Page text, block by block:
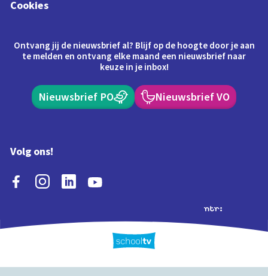
Cookies
Ontvang jij de nieuwsbrief al? Blijf op de hoogte door je aan
te melden en ontvang elke maand een nieuwsbrief naar
keuze in je inbox!
Nieuwsbrief PO Nieuwsbrief VO
Volg ons!